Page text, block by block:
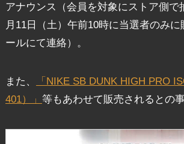
アナウンス（会員を対象にストア側で
月11日（土）午前10時に当選者のみに
ールにて連絡）。
また、
「NIKE SB DUNK HIGH PRO
401）」 等もあわせて販売されるとの事